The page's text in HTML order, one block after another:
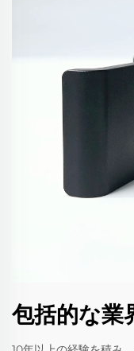
包括的な業